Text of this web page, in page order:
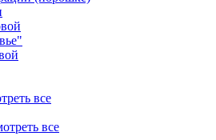
все
все